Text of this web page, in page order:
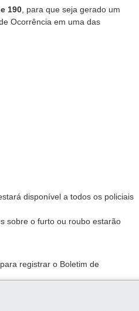
190 , para que seja gerado um
Ocorrência em uma das
disponível a todos os policiais
sobre o furto ou roubo estarão
registrar o Boletim de